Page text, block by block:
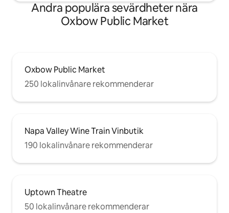
Andra populära sevärdheter nära
Oxbow Public Market
Oxbow Public Market
250 lokalinvånare rekommenderar
Napa Valley Wine Train Vinbutik
190 lokalinvånare rekommenderar
Uptown Theatre
50 lokalinvånare rekommenderar